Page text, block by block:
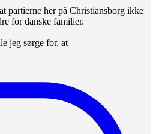
partierne her på Christiansborg ikke
for danske familier.
jeg sørge for, at